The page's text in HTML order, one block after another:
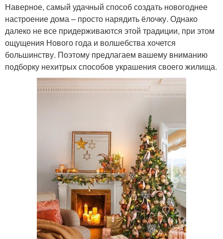
Наверное, самый удачный способ создать новогоднее
настроение дома – просто нарядить ёлочку. Однако
далеко не все придерживаются этой традиции, при этом
ощущения Нового года и волшебства хочется
большинству. Поэтому предлагаем вашему вниманию
подборку нехитрых способов украшения своего жилища.